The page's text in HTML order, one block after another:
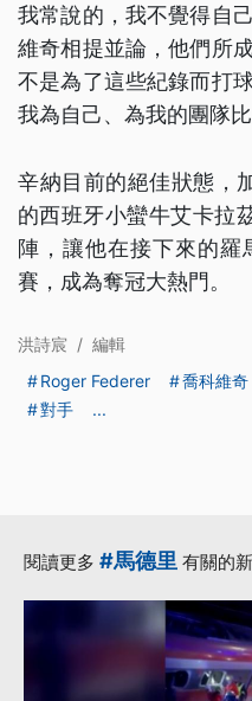
我常說的，我不覺得自
維奇相提並論，他們所
不是為了這些紀錄而打
我為自己、為我的團隊比
辛納目前的絕佳狀態，
的西班牙小蠻牛艾卡拉
陣，讓他在接下來的
賽，成為奪冠大熱門。
洪詩宸 / 編輯
Roger Federer
喬科維奇
對手
...
閱讀更多 #馬德里 有關的